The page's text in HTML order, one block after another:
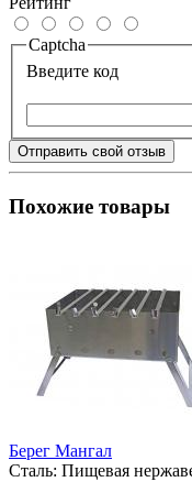
Captcha
Введите код
Отправить свой отзыв
Похожие товары
Берег Мангал
Сталь: Пищевая